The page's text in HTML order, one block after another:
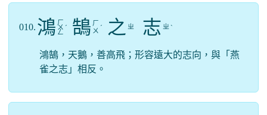
010. 鴻 ㄏ
ㄨ
ㄥ
ˊ 鵠 ㄏ
ㄨ ˊ 之 ㄓ 志 ㄓ ˋ
鴻鵠，天鵝，善高飛；形容遠大的志向，與「燕
雀之志」相反。